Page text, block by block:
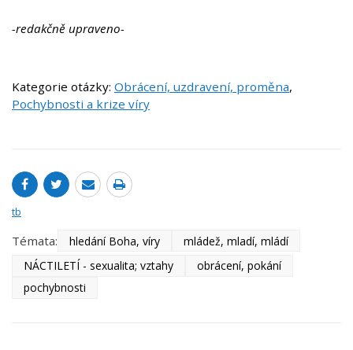
-redakčně upraveno-
Kategorie otázky: Obrácení, uzdravení, proměna,
Pochybnosti a krize víry
tb
Témata: hledání Boha, víry
mládež, mladí, mládí
NÁCTILETÍ - sexualita; vztahy
obrácení, pokání
pochybnosti